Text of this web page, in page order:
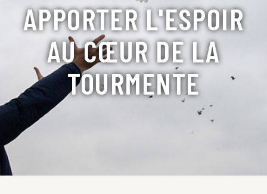
APPORTER L'ESPOIR
AU CŒUR DE LA
TOURMENTE